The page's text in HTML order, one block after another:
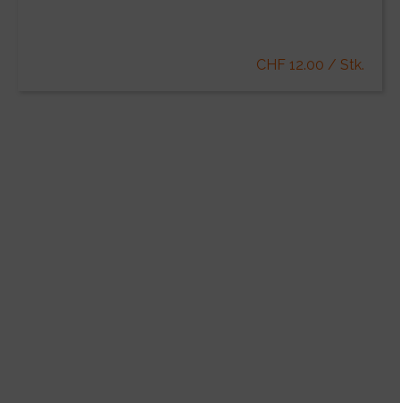
CHF 12.00 / Stk.